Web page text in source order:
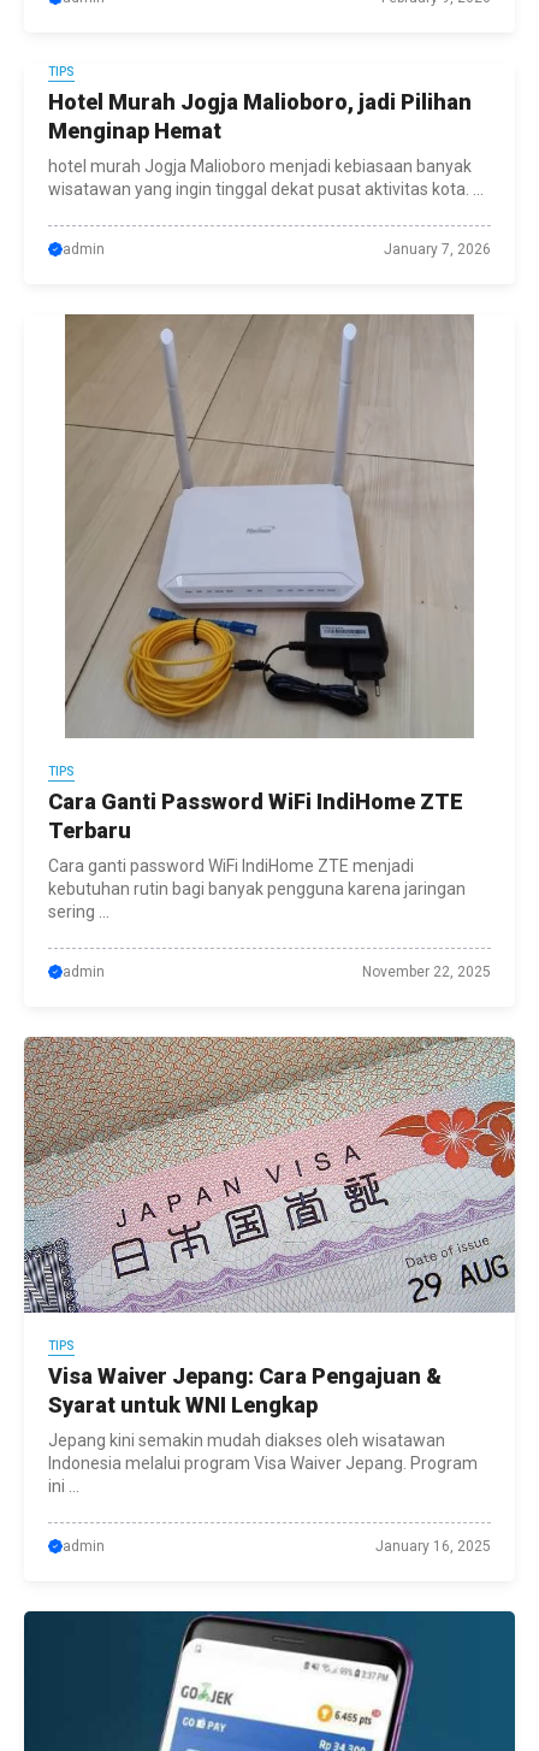
TIPS
Hotel Murah Jogja Malioboro, jadi Pilihan
Menginap Hemat
hotel murah Jogja Malioboro menjadi kebiasaan banyak
wisatawan yang ingin tinggal dekat pusat aktivitas kota. ...
admin January 7, 2026
TIPS
Cara Ganti Password WiFi IndiHome ZTE
Terbaru
Cara ganti password WiFi IndiHome ZTE menjadi
kebutuhan rutin bagi banyak pengguna karena jaringan
sering ...
admin November 22, 2025
TIPS
Visa Waiver Jepang: Cara Pengajuan &
Syarat untuk WNI Lengkap
Jepang kini semakin mudah diakses oleh wisatawan
Indonesia melalui program Visa Waiver Jepang. Program
ini ...
admin January 16, 2025